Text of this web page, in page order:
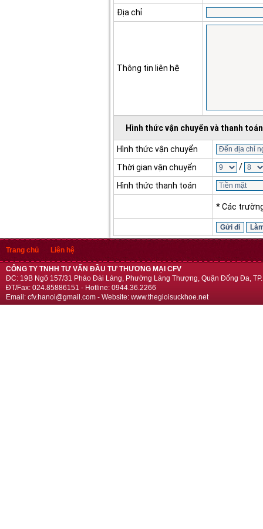
Địa chỉ
Thông tin liên hệ
Hình thức vận chuyển và thanh toán
Hình thức vận chuyển
Thời gian vận chuyển
/
Hình thức thanh toán
* Các
Trang chủ Liên hệ
CÔNG TY TNHH TƯ VẤN ĐẦU TƯ THƯƠNG MẠI CFV
ĐC: 19B Ngõ 157/31 Pháo Đài Láng, Phường Láng Thượng, Quận Đống Đa,
ĐT/Fax: 024.85886151 - Hotline: 0944.36.2266
Email: cfv.hanoi@gmail.com - Website: www.thegioisuckhoe.net